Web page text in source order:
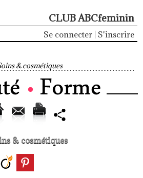
CLUB ABCfeminin
Se connecter S'inscrire
& cosmétiques
& cosmétiques